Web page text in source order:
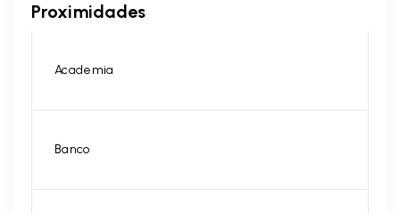
Proximidades
Academia
Banco